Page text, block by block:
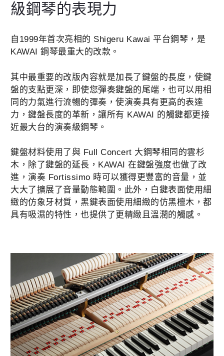
級鋼琴的表現力
自1999年首次亮相的 Shigeru Kawai 平台鋼琴，是
KAWAI 鋼琴最重大的改款。
其中最重要的改版內容就是加長了鍵盤的長度，使鍵
盤的支點更深，即使您彈奏鍵盤的尾端，也可以用相
同的力氣進行流暢的彈奏，使演奏具有更高的表達
力，鍵盤長度的革新，讓所有 KAWAI 的觸鍵都更接
近最大台的演奏級鋼琴。
鍵盤材料使用了與 Full Concert 大鋼琴相同的雲杉
木，除了鍵盤的延長，KAWAI 在鍵盤強度也做了改
進，演奏 Fortissimo 時可以獲得更豐富的音量，並
大大了擴展了音量動態範圍。此外，白鍵表面使用細
緻的仿象牙材質，黑鍵表面使用細緻的仿黑檀木，都
具有吸濕的特性，也提供了更精緻且溫潤的觸感。